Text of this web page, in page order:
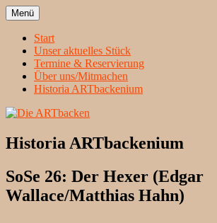
Zum
Inhalt
springen
Die ARTbacken
Menü
Start
Unser aktuelles Stück
Termine & Reservierung
Über uns/Mitmachen
Historia ARTbackenium
Historia ARTbackenium
SoSe 26: Der Hexer (Edgar
Wallace/Matthias Hahn)